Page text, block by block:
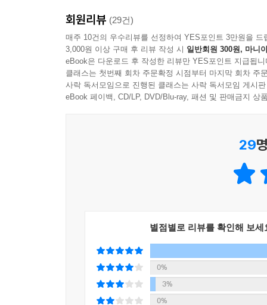
아키시는 마르그리트 아부에의 어린 시절을 바
묘사가 보는 재미를 더한다.
각 권은 짤막한 단편 만화로 구성된다. 불청객
취미인 반려동물 원숭이까지! ‘아무리 웃음에 인
아키시는 어린이 책에서 보기 드문 악동 여자
벗어나기 어려웠다. 아키시는 그런 역할의 한계를
적극적인 모습은 작가가 독자들에게 전하고 싶
배제, 차별에 맞설 줄 안다.”라고 말하며 아키시
물론, 새로운 여성상을 발견하고 상상해 볼 기회도
머릿니, 만화 캐릭터, 치과…… 친근하게 다가오는
회원리뷰 (29건)
매주 10건의 우수리뷰를 선정하여 YES포인트 3만원을 드
3,000원 이상 구매 후 리뷰 작성 시 일반회원 300원, 마니
eBook은 다운로드 후 작성한 리뷰만 YES포인트 지급됩니
클래스는 첫번째 회차 주문확정 시점부터 마지막 회차 주
사락 독서모임으로 진행된 클래스는 사락 독서모임 게시
eBook 페이백, CD/LP, DVD/Blu-ray, 패션 및 판매금지 상
29
별점별로 리뷰를 확인해 보세
0%
3%
0%